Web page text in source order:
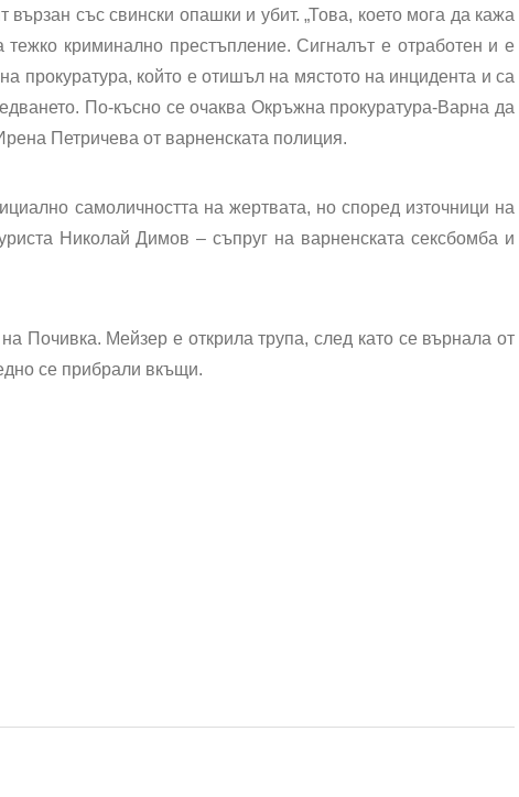
със свински опашки и убит. „Това, което мога да кажа
криминално престъпление. Сигналът е отработен и е
прокуратура, който е отишъл на мястото на инцидента и са
По-късно се очаква Окръжна прокуратура-Варна да
Петричева от варненската полиция.
самоличността на жертвата, но според източници на
Николай Димов – съпруг на варненската сексбомба и
Почивка. Мейзер е открила трупа, след като се върнала от
се прибрали вкъщи.